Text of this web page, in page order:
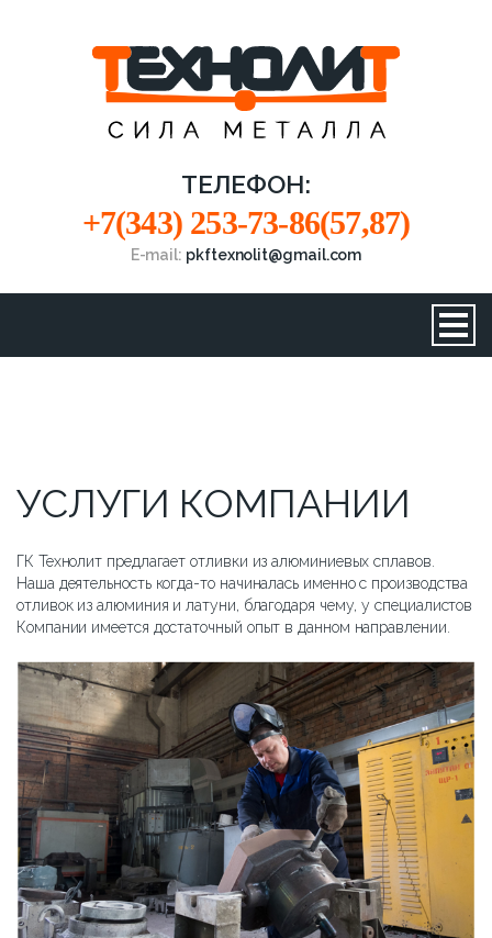
ТЕЛЕФОН:
+7(343) 253-73-86(57,87)
E-mail: pkftexnolit@gmail.com
УСЛУГИ КОМПАНИИ
ГК Технолит предлагает отливки из алюминиевых сплавов.
Наша деятельность когда-то начиналась именно с производства
отливок из алюминия и латуни, благодаря чему, у специалистов
Компании имеется достаточный опыт в данном направлении.